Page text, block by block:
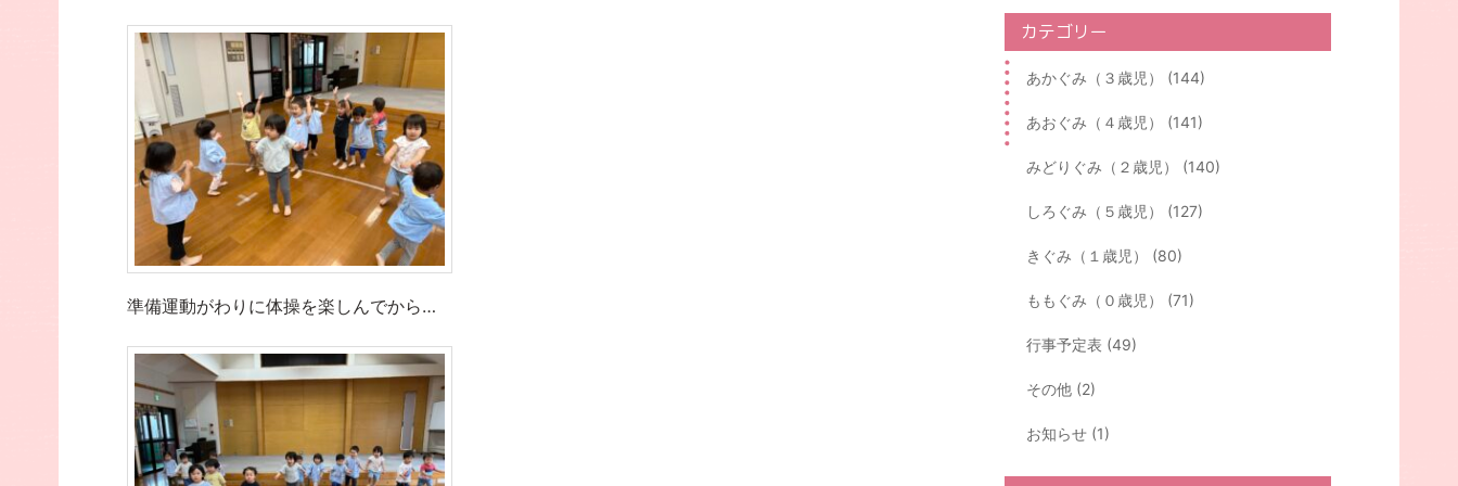
準備運動がわりに体操を楽しんでから…
カテゴリー
あかぐみ（３歳児） (144)
あおぐみ（４歳児） (141)
みどりぐみ（２歳児） (140)
しろぐみ（５歳児） (127)
きぐみ（１歳児） (80)
ももぐみ（０歳児） (71)
行事予定表 (49)
その他 (2)
お知らせ (1)